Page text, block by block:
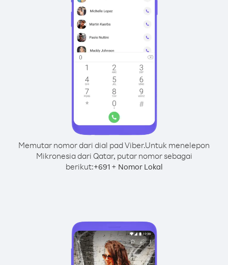
Memutar nomor dari dial pad Viber.Untuk menelepon
Mikronesia dari Qatar, putar nomor sebagai
berikut:+691+ Nomor Lokal